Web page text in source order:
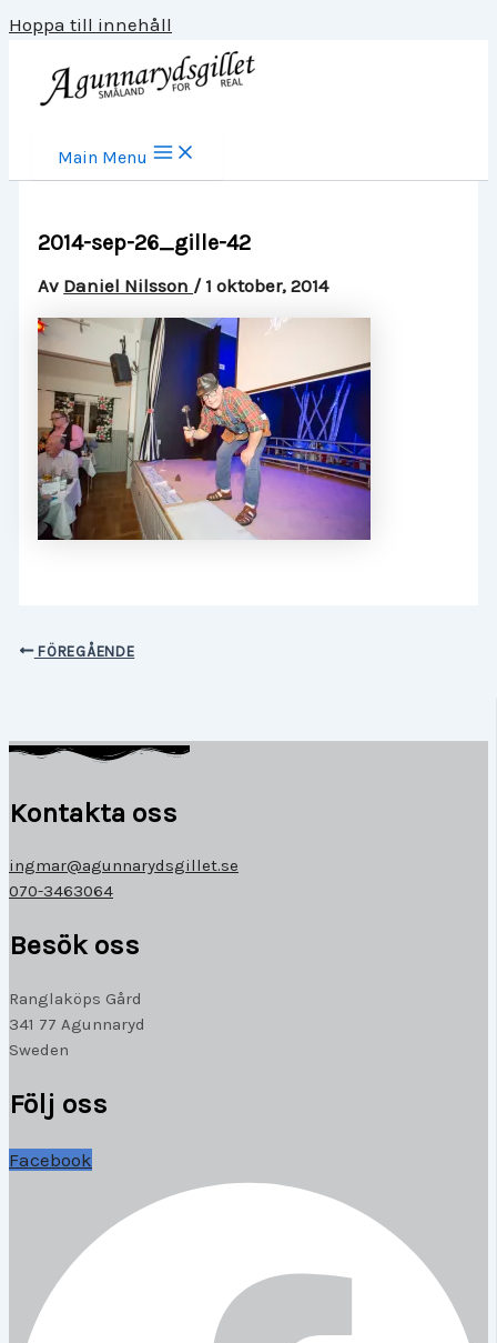
Hoppa till innehåll
Main Menu
2014-sep-26_gille-42
Av Daniel Nilsson / 1 oktober, 2014
FÖREGÅENDE
Kontakta oss
ingmar@agunnarydsgillet.se
070-3463064
Besök oss
Ranglaköps Gård
341 77 Agunnaryd
Sweden
Följ oss
Facebook